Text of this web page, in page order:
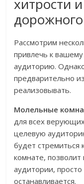
хитрости
Рассмотрим
привлечь к
аудиторию.
предварительно
реализовывать.
Молельные
для всех
целевую
будет стремиться
комнате,
аудитории,
останавливается.